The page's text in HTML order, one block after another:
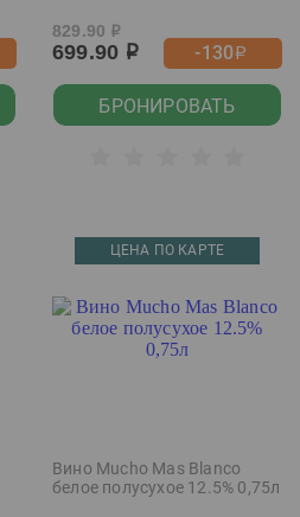
829.90 р
699.90 р -130р
БРОНИРОВАТЬ
ЦЕНА ПО КАРТЕ
Вино Mucho Mas Blanco
белое полусухое 12.5% 0,75л